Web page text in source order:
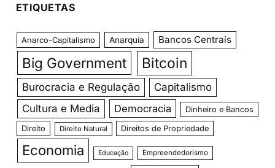
ETIQUETAS
Anarco-Capitalismo Anarquia Bancos Centrais
Big Government Bitcoin
Burocracia e Regulação
Capitalismo
Cultura e Media
Democracia Dinheiro e Bancos
Direito Direito Natural Direitos de Propriedade
Economia Educação Empreendedorismo